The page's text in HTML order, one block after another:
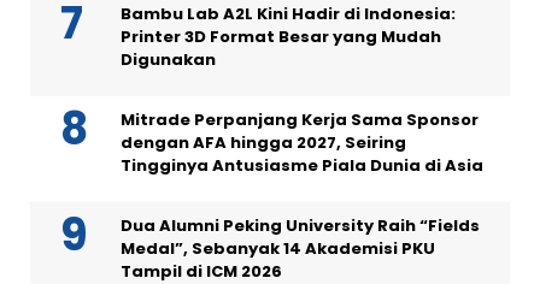
Bambu Lab A2L Kini Hadir di Indonesia:
Printer 3D Format Besar yang Mudah
Digunakan
Mitrade Perpanjang Kerja Sama Sponsor
dengan AFA hingga 2027, Seiring
Tingginya Antusiasme Piala Dunia di Asia
Dua Alumni Peking University Raih “Fields
Medal”, Sebanyak 14 Akademisi PKU
Tampil di ICM 2026